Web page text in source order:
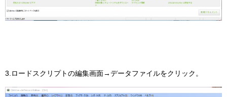
3.ロードスクリプトの編集画面→データファイルをクリック。